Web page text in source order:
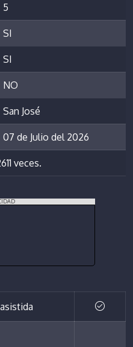
5
SI
SI
NO
San José
07 de Julio del 2026
veces.